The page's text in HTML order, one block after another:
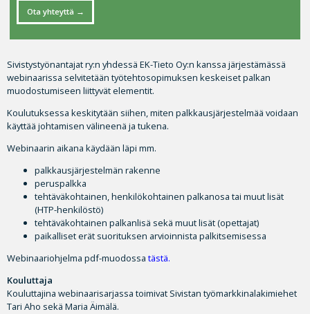
Sivistystyönantajat ry:n yhdessä EK-Tieto Oy:n kanssa järjestämässä
webinaarissa selvitetään työtehtosopimuksen keskeiset palkan
muodostumiseen liittyvät elementit.
Koulutuksessa keskitytään siihen, miten palkkausjärjestelmää voidaan
käyttää johtamisen välineenä ja tukena.
Webinaarin aikana käydään läpi mm.
palkkausjärjestelmän rakenne
peruspalkka
tehtäväkohtainen, henkilökohtainen palkanosa tai muut lisät
(HTP-henkilöstö)
tehtäväkohtainen palkanlisä sekä muut lisät (opettajat)
paikalliset erät suorituksen arvioinnista palkitsemisessa
Webinaariohjelma pdf-muodossa tästä.
Kouluttaja
Kouluttajina webinaarisarjassa toimivat Sivistan työmarkkinalakimiehet
Tari Aho sekä Maria Äimälä.
Ota yhteyttä